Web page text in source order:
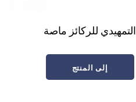
التمهيدي للركائز ماصة
إلى المنتج